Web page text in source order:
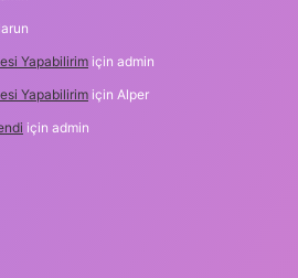
Yapabilirim için admin
Yapabilirim için Alper
için admin